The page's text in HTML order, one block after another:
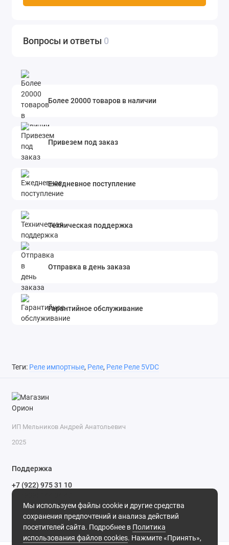
Вопросы и ответы 0
Более 20000 товаров в наличии
Привезем под заказ
Ежедневное поступление
Техническая поддержка
Отправка в день заказа
Гарантийное обслуживание
Теги: Реле импортные, Реле, Реле Реле 5VDC
Мы используем файлы cookie и другие средства
сохранения предпочтений и анализа действий
посетителей сайта. Подробнее в Политика
использования файлов cookies. Нажмите «Принять»,
ИП Мельников Андрей Анатольевич
2025
Поддержка
+7 (922) 975 31 10
+7 (909) 144 34 47
пн-пт с 9-00 до 18-00 часов,
сб с 10-00 до 15-00 часов,
вс выходной
(MSK, UTC+3)